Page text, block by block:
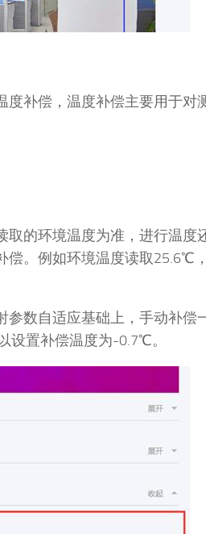
补偿，温度补偿主要用于对
的环境温度为准，进行温度
偿。例如环境温度读取25.6℃
数自适应基础上，手动补偿
设置补偿温度为-0.7℃。